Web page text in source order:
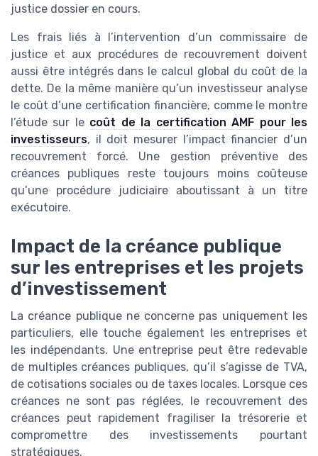
justice dossier en cours.
Les frais liés à l’intervention d’un commissaire de
justice et aux procédures de recouvrement doivent
aussi être intégrés dans le calcul global du coût de la
dette. De la même manière qu’un investisseur analyse
le coût d’une certification financière, comme le montre
l’étude sur le coût de la certification AMF pour les
investisseurs, il doit mesurer l’impact financier d’un
recouvrement forcé. Une gestion préventive des
créances publiques reste toujours moins coûteuse
qu’une procédure judiciaire aboutissant à un titre
exécutoire.
Impact de la créance publique
sur les entreprises et les projets
d’investissement
La créance publique ne concerne pas uniquement les
particuliers, elle touche également les entreprises et
les indépendants. Une entreprise peut être redevable
de multiples créances publiques, qu’il s’agisse de TVA,
de cotisations sociales ou de taxes locales. Lorsque ces
créances ne sont pas réglées, le recouvrement des
créances peut rapidement fragiliser la trésorerie et
compromettre des investissements pourtant
stratégiques.